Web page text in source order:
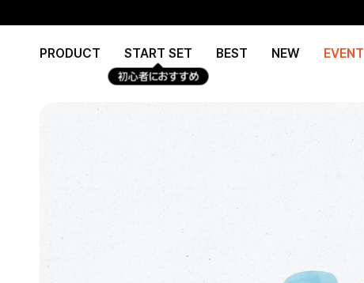
Read
to
PRODUCT START SET
初心者におすすめ
BEST NEW EVENT